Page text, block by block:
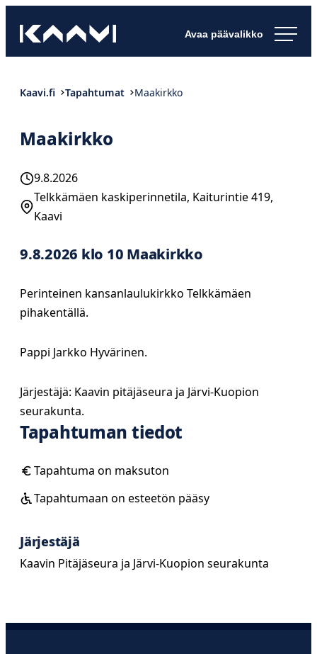
suoraan
sisältöön
Kaavin kunta
Kaavi.fi Tapahtumat Maakirkko
Maakirkko
9.8.2026
Telkkämäen kaskiperinnetila, Kaiturintie 419,
Kaavi
9.8.2026 klo 10 Maakirkko
Perinteinen kansanlaulukirkko Telkkämäen
pihakentällä.
Pappi Jarkko Hyvärinen.
Järjestäjä: Kaavin pitäjäseura ja Järvi-Kuopion
seurakunta.
Tapahtuman tiedot
Tapahtuma on maksuton
Tapahtumaan on esteetön pääsy
Järjestäjä
Kaavin Pitäjäseura ja Järvi-Kuopion seurakunta